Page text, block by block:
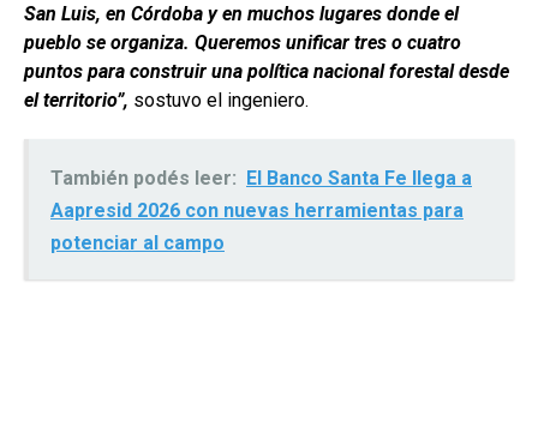
San Luis, en Córdoba y en muchos lugares donde el
pueblo se organiza. Queremos unificar tres o cuatro
puntos para construir una política nacional forestal desde
el territorio”, sostuvo el ingeniero.
También podés leer: El Banco Santa Fe llega a
Aapresid 2026 con nuevas herramientas para
potenciar al campo